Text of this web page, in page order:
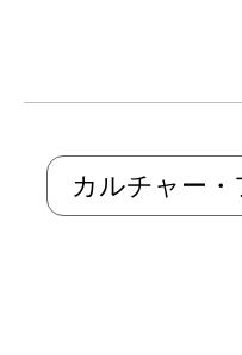
カルチャー